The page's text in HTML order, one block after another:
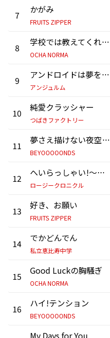
7 かがみ
FRUITS ZIPPER
8 学校では教えてくれないこと
OCHA NORMA
9 アンドロイドは夢を見るか?
アンジュルム
10 純愛クラッシャー
つばきファクトリー
11 夢さえ描けない夜空には
BEYOOOOONDS
12 へいらっしゃい!～ニッポンで会いましょう～
ロージークロニクル
13 好き、お願い
FRUITS ZIPPER
14 でかどんでん
私立恵比寿中学
15 Good Luckの胸騒ぎ
OCHA NORMA
16 ハイ!テンション
BEYOOOOONDS
My Days for You